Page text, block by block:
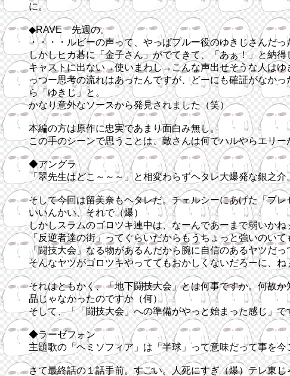
に。
◆RAVE 先週の。
・・・・ルビーの声って、やっぱプルー役のゆきじさんだっ
しかしヒカ碁に「金子さん」がでてきて、「あぁ！」と納
キャストに出ない→使いまわし→こんな声出せそうな人はゆ
っつー思考の流れはあったんですが、どーにも確証がなか
ら「ゆきじ」と。
かなり意外なソースから発見されました（笑）
本編の方は原作に忠実であまり面白み無し。
この手のシーンで思うことは、敵さんは何でハルやらエリ
◆アングラ
「翠先生はどこ～～～」と相変わらずヘタレ大爆発な銀之
そして今回は留美奈もヘタレだ。チェルシーにあげた「プレ
いいんかい、それで（爆）
しかしスラムのゴロツキ連中は、なーんであーまで弱いかね
「反逆者達の街」ってぐらいだからもうちょっと強いのいて
「闘技大会」なる物があるんだから腕に自信のあるヤツだ
そんなヤツがゴロツキやっててもおかしくないだろーに、
それはともかく、「地下闘技大会」とは何事ですか。何故
品じゃなかったのですか（何）
そして、「「闘技大会」への準備がやっと始まった感じ」
◆ラーゼフォン
主題歌の「ヘミソフィア」は「半球」って意味だって事を
さて最終話の１話手前。すごい。人死にすぎ（爆）テレ東